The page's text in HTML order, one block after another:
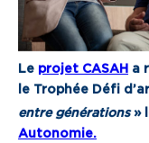
Qui
Notre
Notre
Le projet CASAH a
le Trophée Défi
entre générations»
Autonomie.